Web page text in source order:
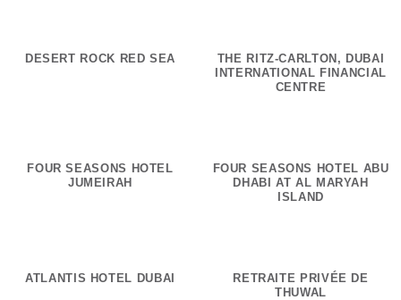
DESERT ROCK RED SEA
THE RITZ-CARLTON, DUBAI
INTERNATIONAL FINANCIAL
CENTRE
FOUR SEASONS HOTEL
JUMEIRAH
FOUR SEASONS HOTEL ABU
DHABI AT AL MARYAH
ISLAND
ATLANTIS HOTEL DUBAI
RETRAITE PRIVÉE DE
THUWAL